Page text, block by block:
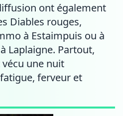
ont également
Diables rouges,
à Estaimpuis ou à
Laplaigne. Partout,
une nuit
ferveur et